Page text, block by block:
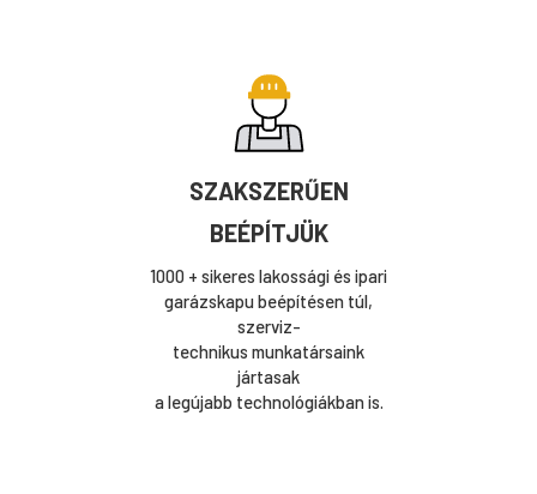
SZAKSZERŰEN
BEÉPÍTJÜK
1000 + sikeres lakossági és ipari
garázskapu beépítésen túl,
szerviz-
technikus munkatársaink
jártasak
a legújabb technológiákban is.